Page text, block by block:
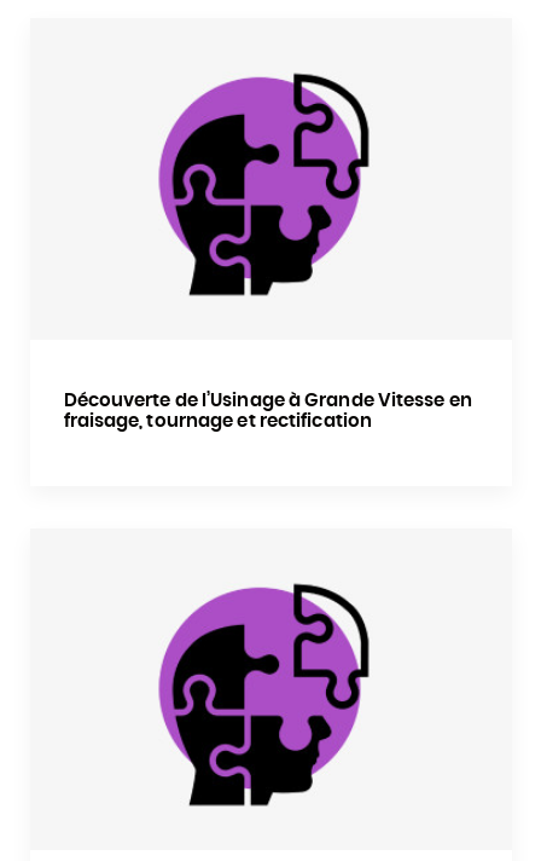
Découverte de l’Usinage à Grande Vitesse en
fraisage, tournage et rectification